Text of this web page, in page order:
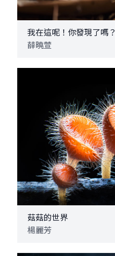
我在這呢！你發現了嗎？
薛曉萱
菇菇的世界
楊麗芳